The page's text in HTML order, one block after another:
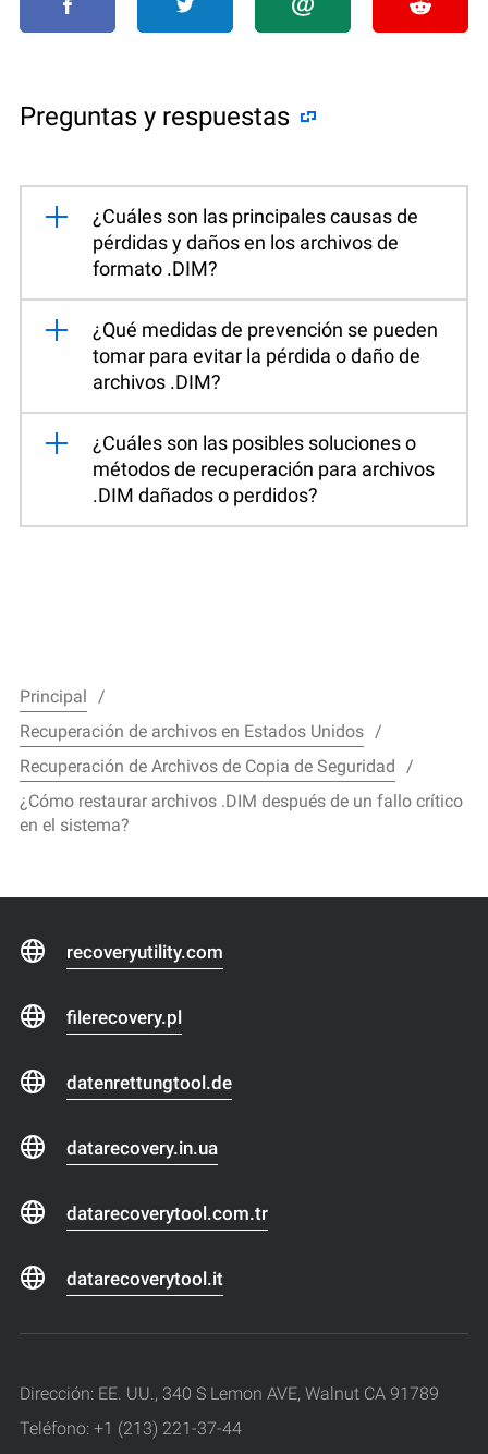
Preguntas y respuestas
¿Cuáles son las principales causas de
pérdidas y daños en los archivos de
formato .DIM?
¿Qué medidas de prevención se pueden
tomar para evitar la pérdida o daño de
archivos .DIM?
¿Cuáles son las posibles soluciones o
métodos de recuperación para archivos
.DIM dañados o perdidos?
Principal
Recuperación de archivos en Estados Unidos
Recuperación de Archivos de Copia de Seguridad
¿Cómo restaurar archivos .DIM después de un fallo crítico
en el sistema?
recoveryutility.com
filerecovery.pl
datenrettungtool.de
datarecovery.in.ua
datarecoverytool.com.tr
datarecoverytool.it
Dirección: EE. UU., 340 S Lemon AVE, Walnut CA 91789
Teléfono: +1 (213) 221-37-44